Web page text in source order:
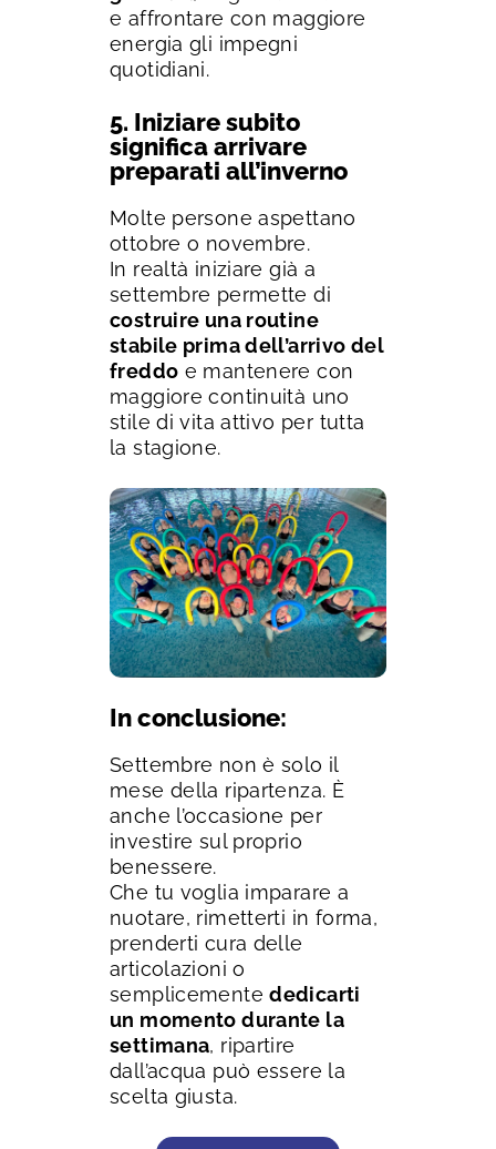
e affrontare con maggiore
energia gli impegni
quotidiani.
5. Iniziare subito
significa arrivare
preparati all’inverno
Molte persone aspettano
ottobre o novembre.
In realtà iniziare già a
settembre permette di
costruire una routine
stabile prima dell’arrivo del
freddo e mantenere con
maggiore continuità uno
stile di vita attivo per tutta
la stagione.
In conclusione:
Settembre non è solo il
mese della ripartenza. È
anche l’occasione per
investire sul proprio
benessere.
Che tu voglia imparare a
nuotare, rimetterti in forma,
prenderti cura delle
articolazioni o
semplicementededicarti
un momento durante la
settimana, ripartire
dall’acqua può essere la
scelta giusta.